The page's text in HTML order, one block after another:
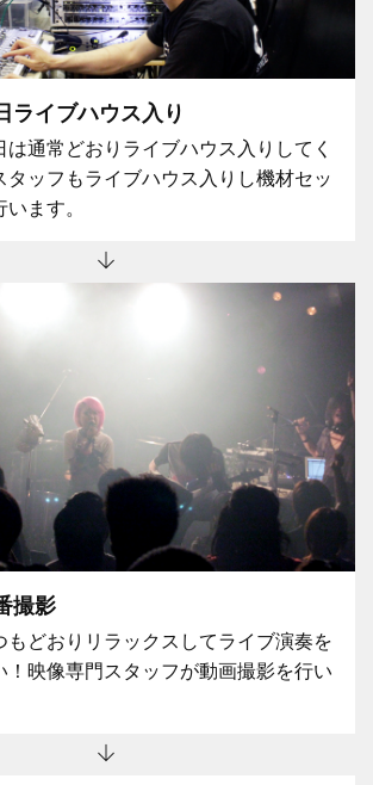
ライブハウス入り
は通常どおりライブハウス入りしてく
タッフもライブハウス入りし機材セッ
ます。
撮影
もどおりリラックスしてライブ演奏を
！映像専門スタッフが動画撮影を行い